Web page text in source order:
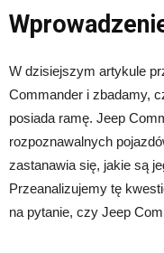
W dzisiejszym artykule
Commander i zbadamy,
posiada ramę. Jeep
rozpoznawalnych
zastanawia się, jakie są
Przeanalizujemy tę
na pytanie, czy Jeep